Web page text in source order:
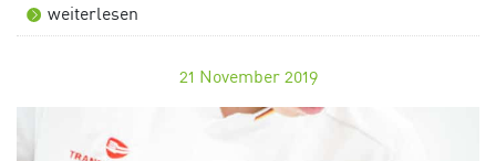
weiterlesen
21 November 2019